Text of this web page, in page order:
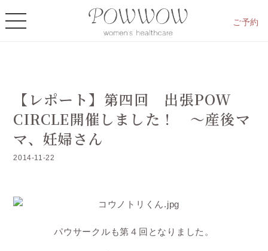
ご予約
【レポート】第四回 出張POW
CIRCLE開催しました！ ～産後マ
マ、妊婦さん
2014-11-22
パウサークルも第４回となりました。